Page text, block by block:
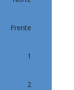
Frente
1
2